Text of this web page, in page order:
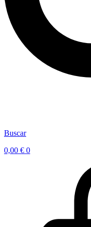
Buscar
0,00 € 0